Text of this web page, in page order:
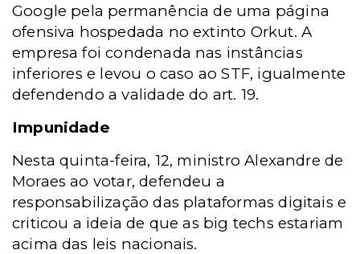
Google pela permanência de uma página
ofensiva hospedada no extinto Orkut. A
empresa foi condenada nas instâncias
inferiores e levou o caso ao STF, igualmente
defendendo a validade do art. 19.
Impunidade
Nesta quinta-feira, 12, ministro Alexandre de
Moraes ao votar,defendeu a
responsabilização das plataformas digitais e
criticou a ideia de que as big techs estariam
acima das leis nacionais.